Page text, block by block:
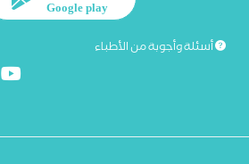
Google play
أسئلة وأجوبة من الأطباء